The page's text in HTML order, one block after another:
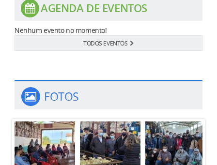
AGENDA DE EVENTOS
Nenhum evento no momento!
TODOS EVENTOS
FOTOS